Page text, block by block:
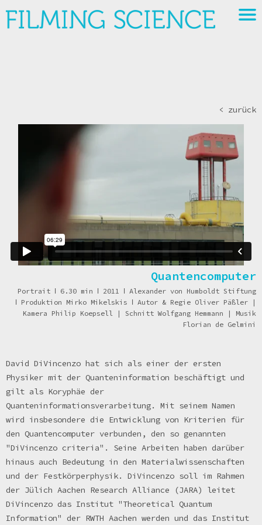
< zurück
Quantencomputer
Portrait ǀ 6.30 min ǀ 2011 ǀ Alexander von Humboldt Stiftung
ǀ Produktion Mirko Mikelskis ǀ Autor & Regie Oliver Päßler |
Kamera Philip Koepsell | Schnitt Wolfgang Hemmann | Musik
Florian de Gelmini
David DiVincenzo hat sich als einer der ersten
Physiker mit der Quanteninformation beschäftigt und
gilt als Koryphäe der
Quanteninformationsverarbeitung. Mit seinem Namen
wird insbesondere die Entwicklung von Kriterien für
den Quantencomputer verbunden, den so genannten
"DiVincenzo criteria". Seine Arbeiten haben darüber
hinaus auch Bedeutung in den Materialwissenschaften
und der Festkörperphysik. DiVincenzo soll im Rahmen
der Jülich Aachen Research Alliance (JARA) leitet
DiVincenzo das Institut "Theoretical Quantum
Information" der RWTH Aachen werden und das Institut